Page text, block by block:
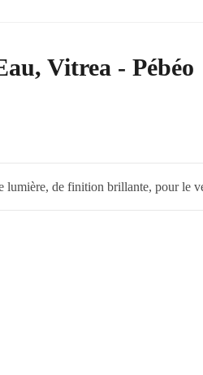
Vitrea - Pébéo
lumière, de finition brillante, pour le